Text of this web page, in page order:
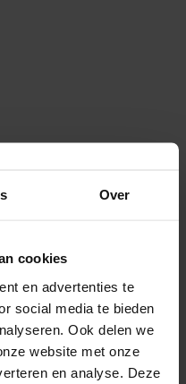
Over
cookies
en advertenties te
social media te bieden
Ook delen we
website met onze
en analyse. Deze
has occurred while